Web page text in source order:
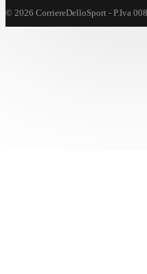
© 2026 CorriereDelloSport - P.Iva